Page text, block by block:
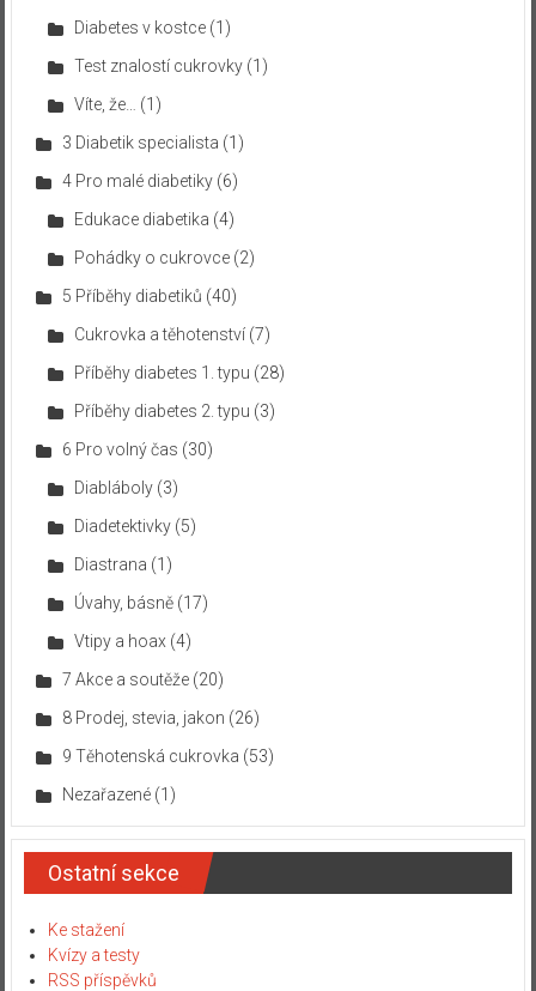
Diabetes v kostce(1)
Test znalostí cukrovky(1)
Víte, že…
(1)
3 Diabetik specialista (1)
4 Pro malé diabetiky(6)
Edukace diabetika (4)
Pohádky o cukrovce(2)
5 Příběhy diabetiků (40)
Cukrovka a těhotenství(7)
Příběhy diabetes 1. typu (28)
Příběhy diabetes 2. typu (3)
6 Pro volný čas (30)
Diabláboly(3)
Diadetektivky(5)
Diastrana (1)
Úvahy, básně(17)
Vtipy a hoax (4)
7 Akce a soutěže(20)
8 Prodej, stevia, jakon (26)
9 Těhotenská cukrovka (53)
Nezařazené(1)
Ostatní sekce
Ke stažení
Kvízy a testy
RSS příspěvků